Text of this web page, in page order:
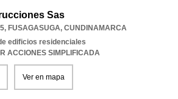
Sas
, FUSAGASUGA, CUNDINAMARCA
edificios residenciales
ACCIONES SIMPLIFICADA
Ver en mapa